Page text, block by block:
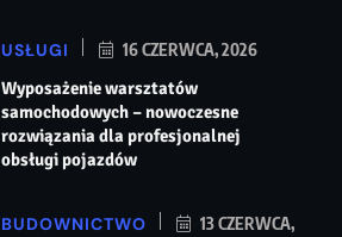
USŁUGI 16 CZERWCA, 2026
Wyposażenie warsztatów
samochodowych – nowoczesne
rozwiązania dla profesjonalnej
obsługi pojazdów
BUDOWNICTWO
13 CZERWCA,